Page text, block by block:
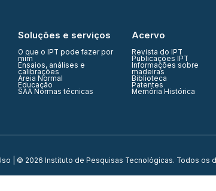
Soluções e serviços
O que o IPT pode fazer por
mim
Ensaios, análises e
calibrações
Areia Normal
Educação
SAA Normas técnicas
Acervo
Revista do IPT
Publicações IPT
Informações sobre
madeiras
Biblioteca
Patentes
Memória Histórica
| © 2026 Instituto de Pesquisas Tecnológicas. Todos os